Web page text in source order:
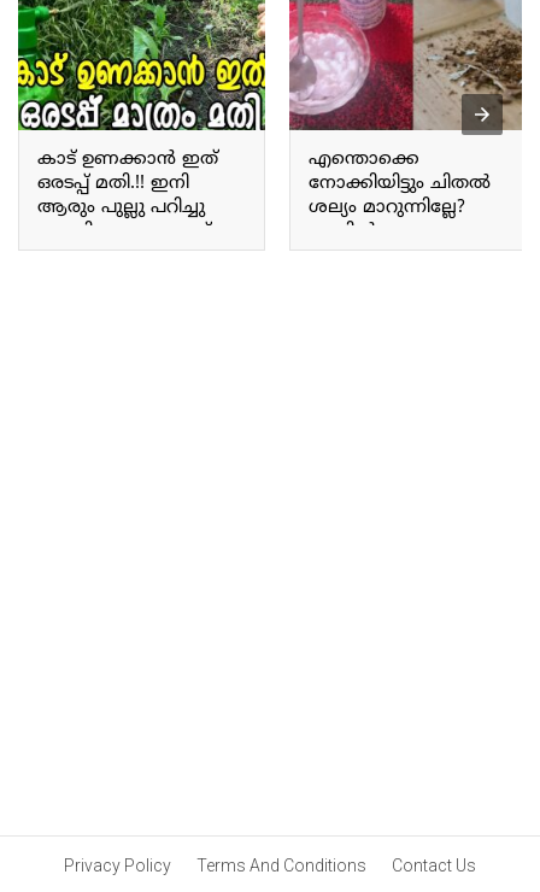
കാട് ഉണക്കാൻ ഇത്
ഒരടപ്പ് മതി.!! ഇനി
ആരും പുല്ലു പറിച്ചു
ബുദ്ധിമുട്ടേണ്ട; ഏത്
കാട് പിടിച്ചു കിടക്കുന്ന
എന്തൊക്കെ
നോക്കിയിട്ടും ചിതൽ
ശല്യം മാറുന്നില്ലേ?
എങ്കിൽ ഇങ്ങനെ
ചെയ്തു നോക്കൂ;
Privacy Policy Terms And Conditions Contact Us